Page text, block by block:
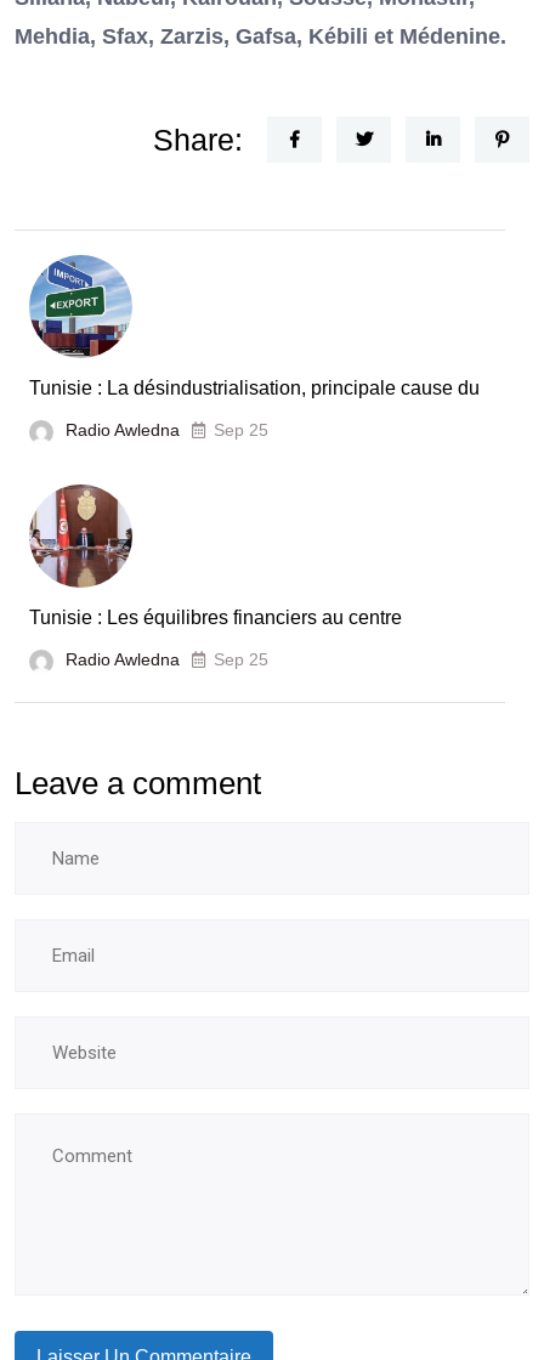
Mehdia, Sfax, Zarzis, Gafsa, Kébili et Médenine.
Share:
Tunisie : La désindustrialisation, principale cause du
Radio Awledna Sep 25
Tunisie : Les équilibres financiers au centre
Radio Awledna Sep 25
Leave a comment